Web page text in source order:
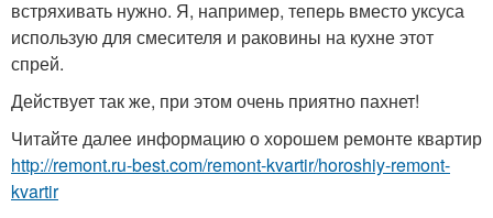
встряхивать нужно. Я, например, теперь вместо уксуса
использую для смесителя и раковины на кухне этот
спрей.
Действует так же, при этом очень приятно пахнет!
Читайте далее информацию о хорошем ремонте квартир
http://remont.ru-best.com/remont-kvartir/horoshiy-remont-
kvartir